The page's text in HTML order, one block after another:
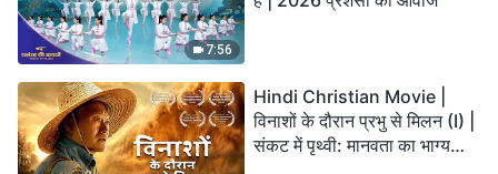
7:56
Hindi Christian Movie |
विनाशों के दौरान प्रभु से मिलन (I) |
संकट में पृथ्वी: मानवता का भाग्य